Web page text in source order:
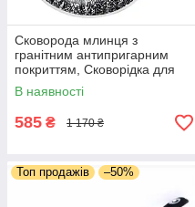
Сковорода млинця з
гранітним антипригарним
покриттям, Сковорідка для
млинців 20 см для всіх видів
плит
В наявності
585 ₴ 1 170 ₴
Топ продажів –50%